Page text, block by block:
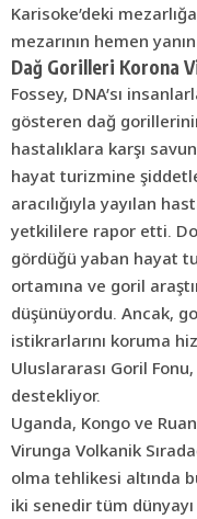
Karisoke’deki
mezarının hemen
Dağ Gorilleri Korona
Fossey, DNA’sı
gösteren dağ
hastalıklara karşı
hayat turizmine
aracılığıyla yayılan
yetkililere rapor etti.
gördüğü yaban hayat
ortamına ve goril
düşünüyordu. Ancak,
istikrarlarını koruma
Uluslararası Goril
destekliyor.
Uganda, Kongo ve
Virunga Volkanik
olma tehlikesi altında
iki senedir tüm